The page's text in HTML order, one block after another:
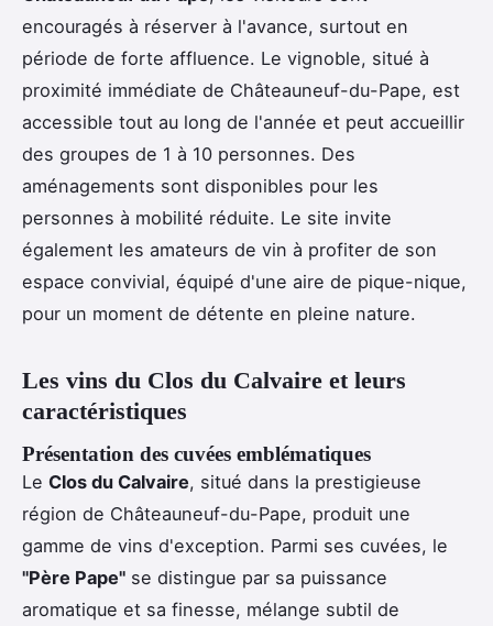
encouragés à réserver à l'avance, surtout en
période de forte affluence. Le vignoble, situé à
proximité immédiate de Châteauneuf-du-Pape, est
accessible tout au long de l'année et peut accueillir
des groupes de 1 à 10 personnes. Des
aménagements sont disponibles pour les
personnes à mobilité réduite. Le site invite
également les amateurs de vin à profiter de son
espace convivial, équipé d'une aire de pique-nique,
pour un moment de détente en pleine nature.
Les vins du Clos du Calvaire et leurs
caractéristiques
Présentation des cuvées emblématiques
Le Clos du Calvaire, situé dans la prestigieuse
région de Châteauneuf-du-Pape, produit une
gamme de vins d'exception. Parmi ses cuvées, le
"Père Pape" se distingue par sa puissance
aromatique et sa finesse, mélange subtil de